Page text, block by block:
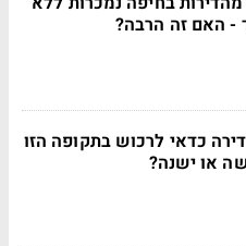
- האם זה הרבה?
דירה כדאי לרכוש בתקופה הזו
או ישנה?